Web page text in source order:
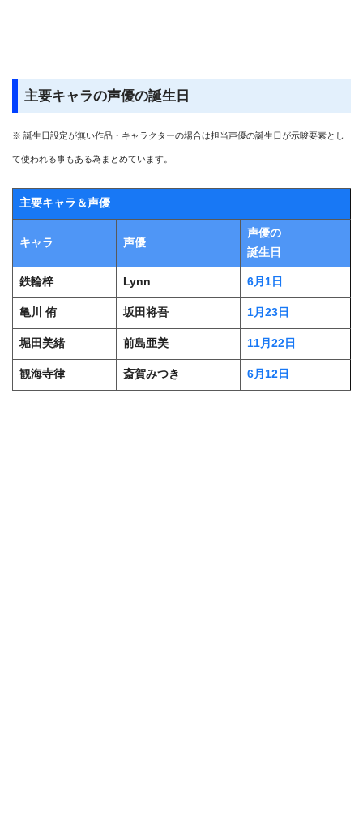
主要キャラの声優の誕生日
※ 誕生日設定が無い作品・キャラクターの場合は担当声優の誕生日が示唆要素とし
て使われる事もある為まとめています。
主要キャラ＆声優
キャラ 声優
声優の
誕生日
鉄輪梓 Lynn 6月1日
亀川 侑 坂田将吾 1月23日
堀田美緒 前島亜美 11月22日
観海寺律 斎賀みつき 6月12日